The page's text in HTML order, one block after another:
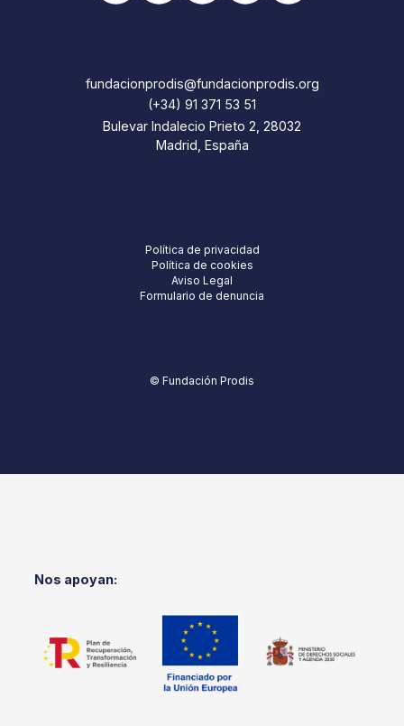
fundacionprodis@fundacionprodis.org
(+34) 91 371 53 51
Bulevar Indalecio Prieto 2, 28032
Madrid, España
Política de privacidad
Política de cookies
Aviso Legal
Formulario de denuncia
© Fundación Prodis
Nos apoyan: